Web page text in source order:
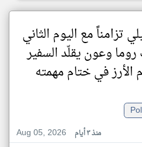
تزامناً مع اليوم الثاني
وعون يقلّد السفير
الأرز في ختام مهمته
Aug 05, 2026
منذ ٣ أيام